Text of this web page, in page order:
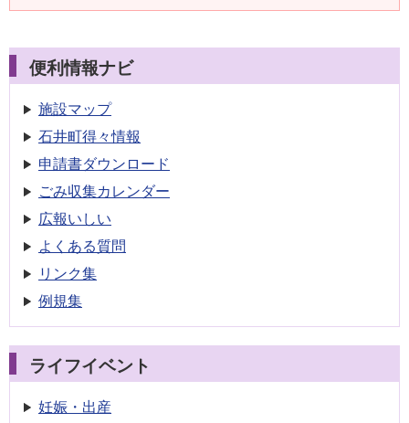
便利情報ナビ
施設マップ
石井町得々情報
申請書ダウンロード
ごみ収集カレンダー
広報いしい
よくある質問
リンク集
例規集
ライフイベント
妊娠・出産